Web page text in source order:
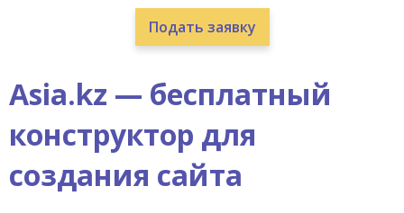
Подать заявку
Asia.kz — бесплатный
конструктор для
создания сайта